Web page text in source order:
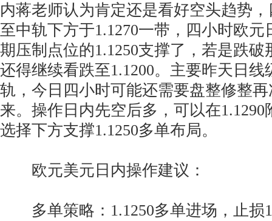
内蒋老师认为肯定还是看好空头趋势
至中轨下方于1.1270一带，四小时欧
期压制点位的1.1250支撑了，若是跌
还得继续看跌至1.1200。主要昨天日线
轨，今日四小时可能还需要盘整修整
来。操作日内先空后多，可以在
选择下方支撑1.1250多单布局。
欧元美元日内操作建议：
多单策略：1.1250多单进场，止损